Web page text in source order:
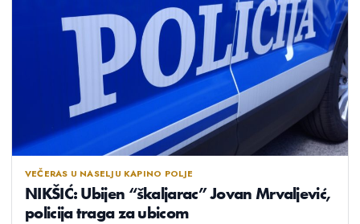
VEČERAS U NASELJU KAPINO POLJE
NIKŠIĆ: Ubijen “škaljarac” Jovan Mrvaljević,
policija traga za ubicom